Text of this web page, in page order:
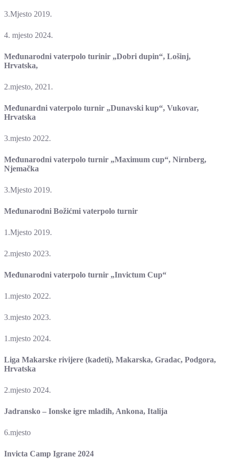
3.Mjesto 2019.
4. mjesto 2024.
Međunarodni vaterpolo turinir „Dobri dupin“, Lošinj,
Hrvatska,
2.mjesto, 2021.
Međunardni vaterpolo turnir „Dunavski kup“, Vukovar,
Hrvatska
3.mjesto 2022.
Međunarodni vaterpolo turnir „Maximum cup“, Nirnberg,
Njemačka
3.Mjesto 2019.
Međunarodni Božićmi vaterpolo turnir
1.Mjesto 2019.
2.mjesto 2023.
Međunarodni vaterpolo turnir „Invictum Cup“
1.mjesto 2022.
3.mjesto 2023.
1.mjesto 2024.
Liga Makarske rivijere (kadeti), Makarska, Gradac, Podgora,
Hrvatska
2.mjesto 2024.
Jadransko – Ionske igre mladih, Ankona, Italija
6.mjesto
Invicta Camp Igrane 2024